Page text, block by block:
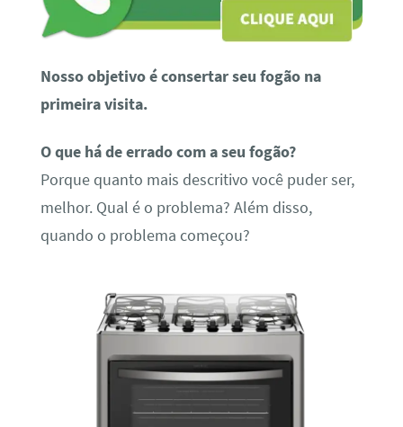
Nosso objetivo é consertar seu fogão na
primeira visita.
O que há de errado com a seu fogão?
Porque quanto mais descritivo você puder ser,
melhor. Qual é o problema? Além disso,
quando o problema começou?